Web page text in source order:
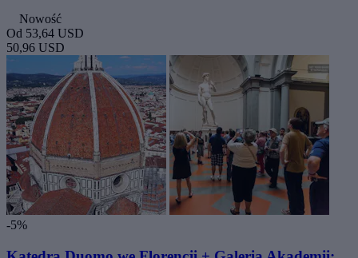
Nowość
Od 53,64 USD
50,96 USD
-5%